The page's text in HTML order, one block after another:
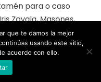
para o caso
Zavala, Masones,
1971.
de ficción, ao facer
e a súa
a lectura
que te damos la mejor
usando este sitio,
acuerdo con ello.